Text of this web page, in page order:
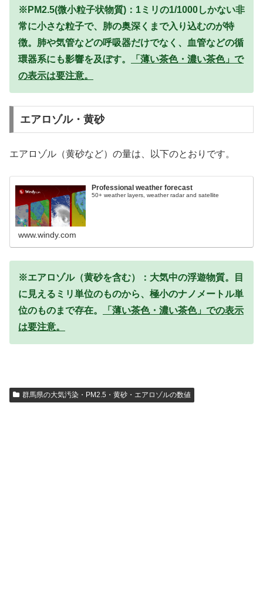
※PM2.5(微小粒子状物質)：1ミリの1/1000しかない非
常に小さな粒子で、肺の奥深くまで入り込むのが特
徴。肺や気管などの呼吸器だけでなく、血管などの循
環器系にも影響を及ぼす。
「薄い茶色・濃い茶色」で
の表示は要注意。
エアロゾル・黄砂
エアロゾル（黄砂など）の量は、以下のとおりです。
Professional weather forecast
50+ weather layers, weather radar and satellite
www.windy.com
※エアロゾル（黄砂を含む）：大気中の浮遊物質。目
に見えるミリ単位のものから、極小のナノメートル単
位のものまで存在。
「薄い茶色・濃い茶色」での表示
は要注意。
群馬県の大気汚染・PM2.5・黄砂・エアロゾルの数値